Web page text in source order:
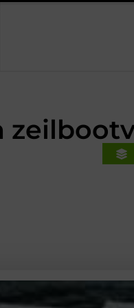
voorsprong voor